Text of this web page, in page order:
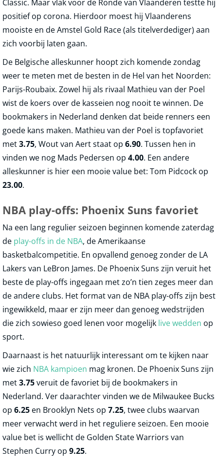
Classic. Maar vlak voor de Ronde van Vlaanderen testte hij
positief op corona. Hierdoor moest hij Vlaanderens
mooiste en de Amstel Gold Race (als titelverdediger) aan
zich voorbij laten gaan.
De Belgische alleskunner hoopt zich komende zondag
weer te meten met de besten in de Hel van het Noorden:
Parijs-Roubaix. Zowel hij als rivaal Mathieu van der Poel
wist de koers over de kasseien nog nooit te winnen. De
bookmakers in Nederland denken dat beide renners een
goede kans maken. Mathieu van der Poel is topfavoriet
met3.75, Wout van Aert staat op 6.90. Tussen hen in
vinden we nog Mads Pedersen op 4.00. Een andere
alleskunner is hier een mooie value bet: Tom Pidcock op
23.00.
NBA play-offs: Phoenix Suns favoriet
Na een lang regulier seizoen beginnen komende zaterdag
de play-offs in de NBA, de Amerikaanse
basketbalcompetitie. En opvallend genoeg zonder de LA
Lakers van LeBron James. De Phoenix Suns zijn veruit het
beste de play-offs ingegaan met zo’n tien zeges meer dan
de andere clubs. Het format van de NBA play-offs zijn best
ingewikkeld, maar er zijn meer dan genoeg wedstrijden
die zich sowieso goed lenen voor mogelijk live wedden op
sport.
Daarnaast is het natuurlijk interessant om te kijken naar
wie zich NBA kampioen mag kronen. De Phoenix Suns zijn
met3.75veruit de favoriet bij de bookmakers in
Nederland. Ver daarachter vinden we de Milwaukee Bucks
op 6.25 en Brooklyn Nets op 7.25, twee clubs waarvan
meer verwacht werd in het reguliere seizoen. Een mooie
value bet is wellicht de Golden State Warriors van
Stephen Curry op 9.25.